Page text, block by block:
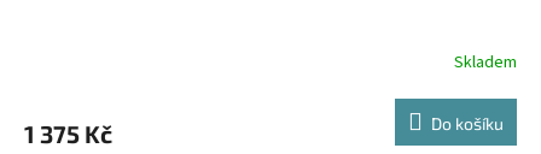
Skladem
1 375 Kč Do košíku